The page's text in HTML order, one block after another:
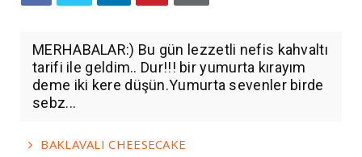
MERHABALAR:) Bu gün lezzetli nefis kahvaltı
tarifi ile geldim.. Dur!!! bir yumurta kırayım
deme iki kere düşün.Yumurta sevenler birde
sebz...
BAKLAVALI CHEESECAKE